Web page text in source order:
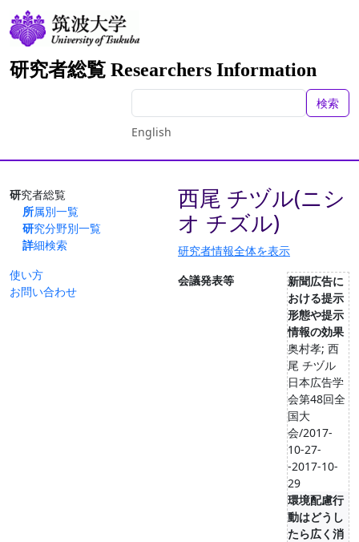
研究者総覧 Researchers Information
検索
English
研究者総覧
所属別一覧
研究分野別一覧
詳細検索
使い方
お問い合わせ
西尾 チヅル(ニシ
オ チズル)
研究者情報全体を表示
会議発表等
新聞広告に
おける提示
形態や提示
情報の効果
奥村孝; 西
尾 チヅル
日本広告学
会第48回全
国大
会/2017-
10-27-
-2017-10-
29
環境配慮行
動はどうし
たら広く消